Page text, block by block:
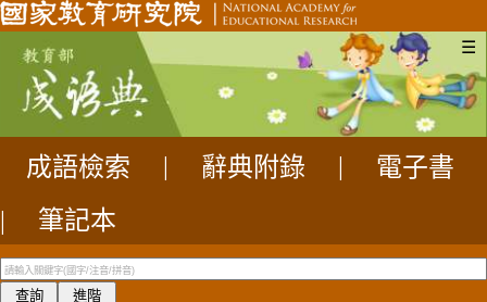
☰
成語檢索 辭典附錄
電子書
|
筆記本